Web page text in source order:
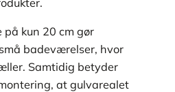
på kun 20 cm gør
badeværelser, hvor
Samtidig betyder
at gulvarealet